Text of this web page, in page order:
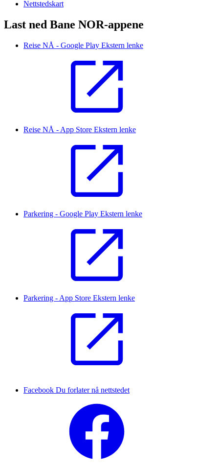
Nettstedskart
Last ned Bane NOR-appene
Reise NÅ - Google Play Ekstern lenke
Reise NÅ - App Store Ekstern lenke
Parkering - Google Play Ekstern lenke
Parkering - App Store Ekstern lenke
Facebook Du forlater nå nettstedet